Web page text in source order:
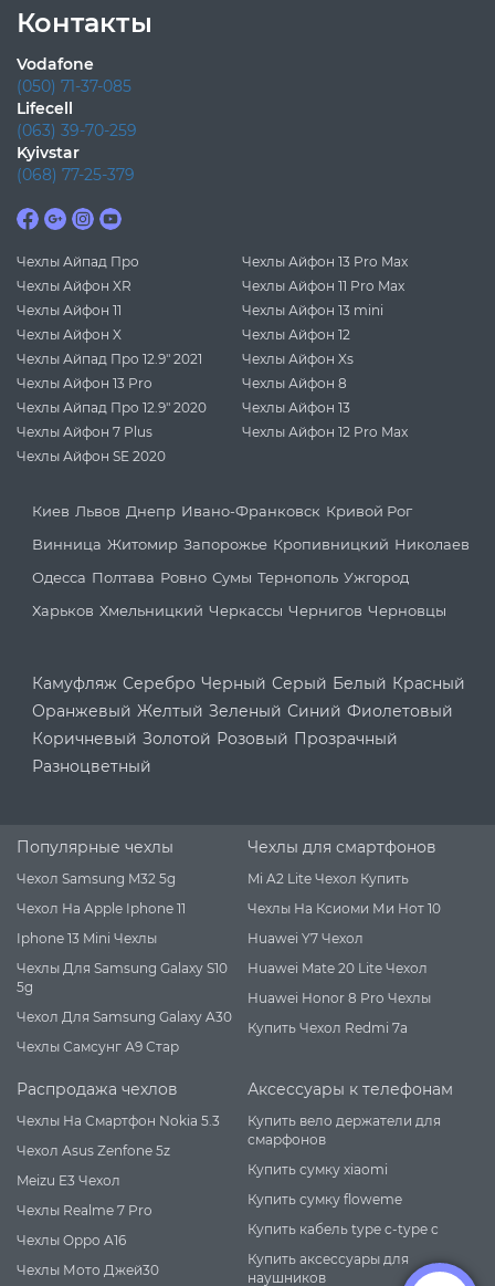
Контакты
Vodafone
(050) 71-37-085
Lifecell
(063) 39-70-259
Kyivstar
(068) 77-25-379
Чехлы Айпад Про
Чехлы Айфон 13 Pro Max
Чехлы Айфон XR
Чехлы Айфон 11 Pro Max
Чехлы Айфон 11
Чехлы Айфон 13 mini
Чехлы Айфон X
Чехлы Айфон 12
Чехлы Айпад Про 12.9" 2021
Чехлы Айфон Xs
Чехлы Айфон 13 Pro
Чехлы Айфон 8
Чехлы Айпад Про 12.9" 2020
Чехлы Айфон 13
Чехлы Айфон 7 Plus
Чехлы Айфон 12 Pro Max
Чехлы Айфон SE 2020
Киев Львов Днепр Ивано-Франковск Кривой Рог
Винница Житомир Запорожье Кропивницкий Николаев
Одесса Полтава Ровно Сумы Тернополь Ужгород
Харьков Хмельницкий Черкассы Чернигов Черновцы
Камуфляж Серебро Черный Серый Белый Красный
Оранжевый Желтый Зеленый Синий Фиолетовый
Коричневый Золотой Розовый Прозрачный
Разноцветный
Популярные чехлы
Чехол Samsung M32 5g
Чехол На Apple Iphone 11
Iphone 13 Mini Чехлы
Чехлы Для Samsung Galaxy S10
5g
Чехол Для Samsung Galaxy A30
Чехлы Самсунг А9 Стар
Чехлы для смартфонов
Mi A2 Lite Чехол Купить
Чехлы На Ксиоми Ми Нот 10
Huawei Y7 Чехол
Huawei Mate 20 Lite Чехол
Huawei Honor 8 Pro Чехлы
Купить Чехол Redmi 7a
Распродажа чехлов
Чехлы На Смартфон Nokia 5.3
Чехол Asus Zenfone 5z
Meizu E3 Чехол
Чехлы Realme 7 Pro
Чехлы Oppo A16
Чехлы Мото Джей30
Аксессуары к телефонам
Купить вело держатели для
смарфонов
Купить сумку xiaomi
Купить сумку floweme
Купить кабель type c-type c
Купить аксессуары для
наушников